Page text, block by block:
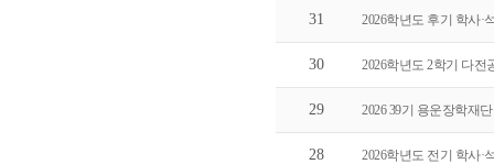
31 2026학년도 후기 학사·
30 2026학년도 2학기 다전
29 2026 39기 용운장학재
28 2026학년도 전기 학사·